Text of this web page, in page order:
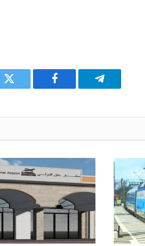
تيلقرام فيسبوك